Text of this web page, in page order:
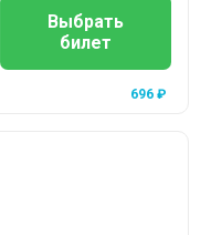
Выбрать
билет
696 ₽